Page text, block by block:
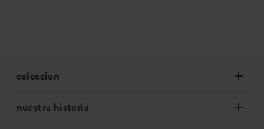
coleccion
nuestra historia